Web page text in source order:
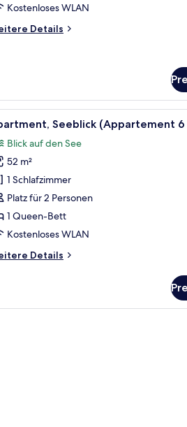
Kostenloses WLAN
Details
einer zentralen Kochinsel und einem
Ein
9 Seeblick (Appartement 6
Blick auf den See
52 m²
1 Schlafzimmer
Platz für 2 Personen
1 Queen-Bett
Kostenloses WLAN
Details
Flachbildfernseher und einer